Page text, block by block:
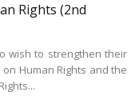
Rights (2nd
wish to strengthen their
Human Rights and the